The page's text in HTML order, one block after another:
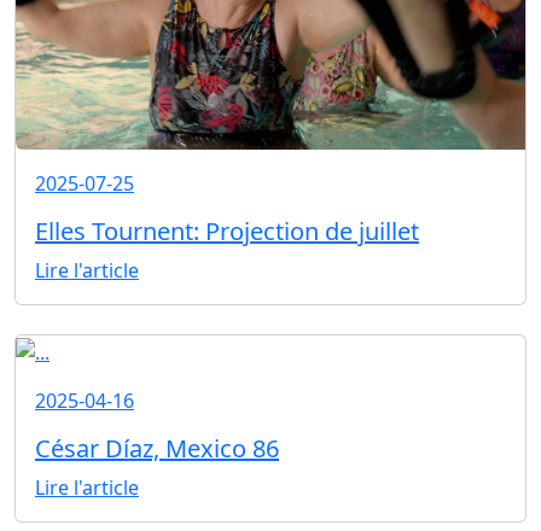
2025-07-25
Elles Tournent: Projection de juillet
Lire l'article
2025-04-16
César Díaz, Mexico 86
Lire l'article